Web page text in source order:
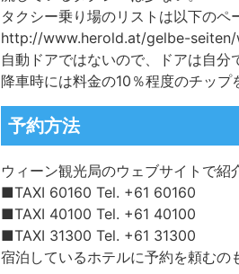
タクシー乗り場のリストは以下のペ
http://www.herold.at/gelbe-
自動ドアではないので、ドアは自分
降車時には料金の10％程度のチップ
予約方法
ウィーン観光局のウェブサイトで
■TAXI 60160 Tel. +61 60160
■TAXI 40100 Tel. +61 40100
■TAXI 31300 Tel. +61 31300
宿泊しているホテルに予約を頼むの